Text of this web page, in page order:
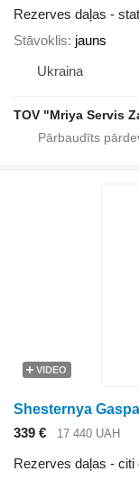
Rezerves daļas -
Stāvoklis jauns
Ukraina
TOV "Mriya Servis
VIDEO
Shesternya
339 €
17 440 UAH
Rezerves daļas - citi